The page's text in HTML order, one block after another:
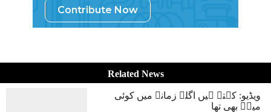
Contribute Now
Related News
ویڈیو: کہتے ہیں اگلے زمانے میں کوئی
میرؔ بھی تھا